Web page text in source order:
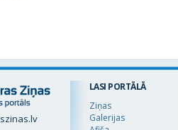
LASI PORTĀLĀ
Ziņas
Galerijas